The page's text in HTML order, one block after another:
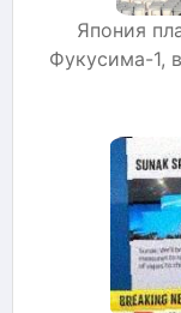
Япония
Фукусима-1,